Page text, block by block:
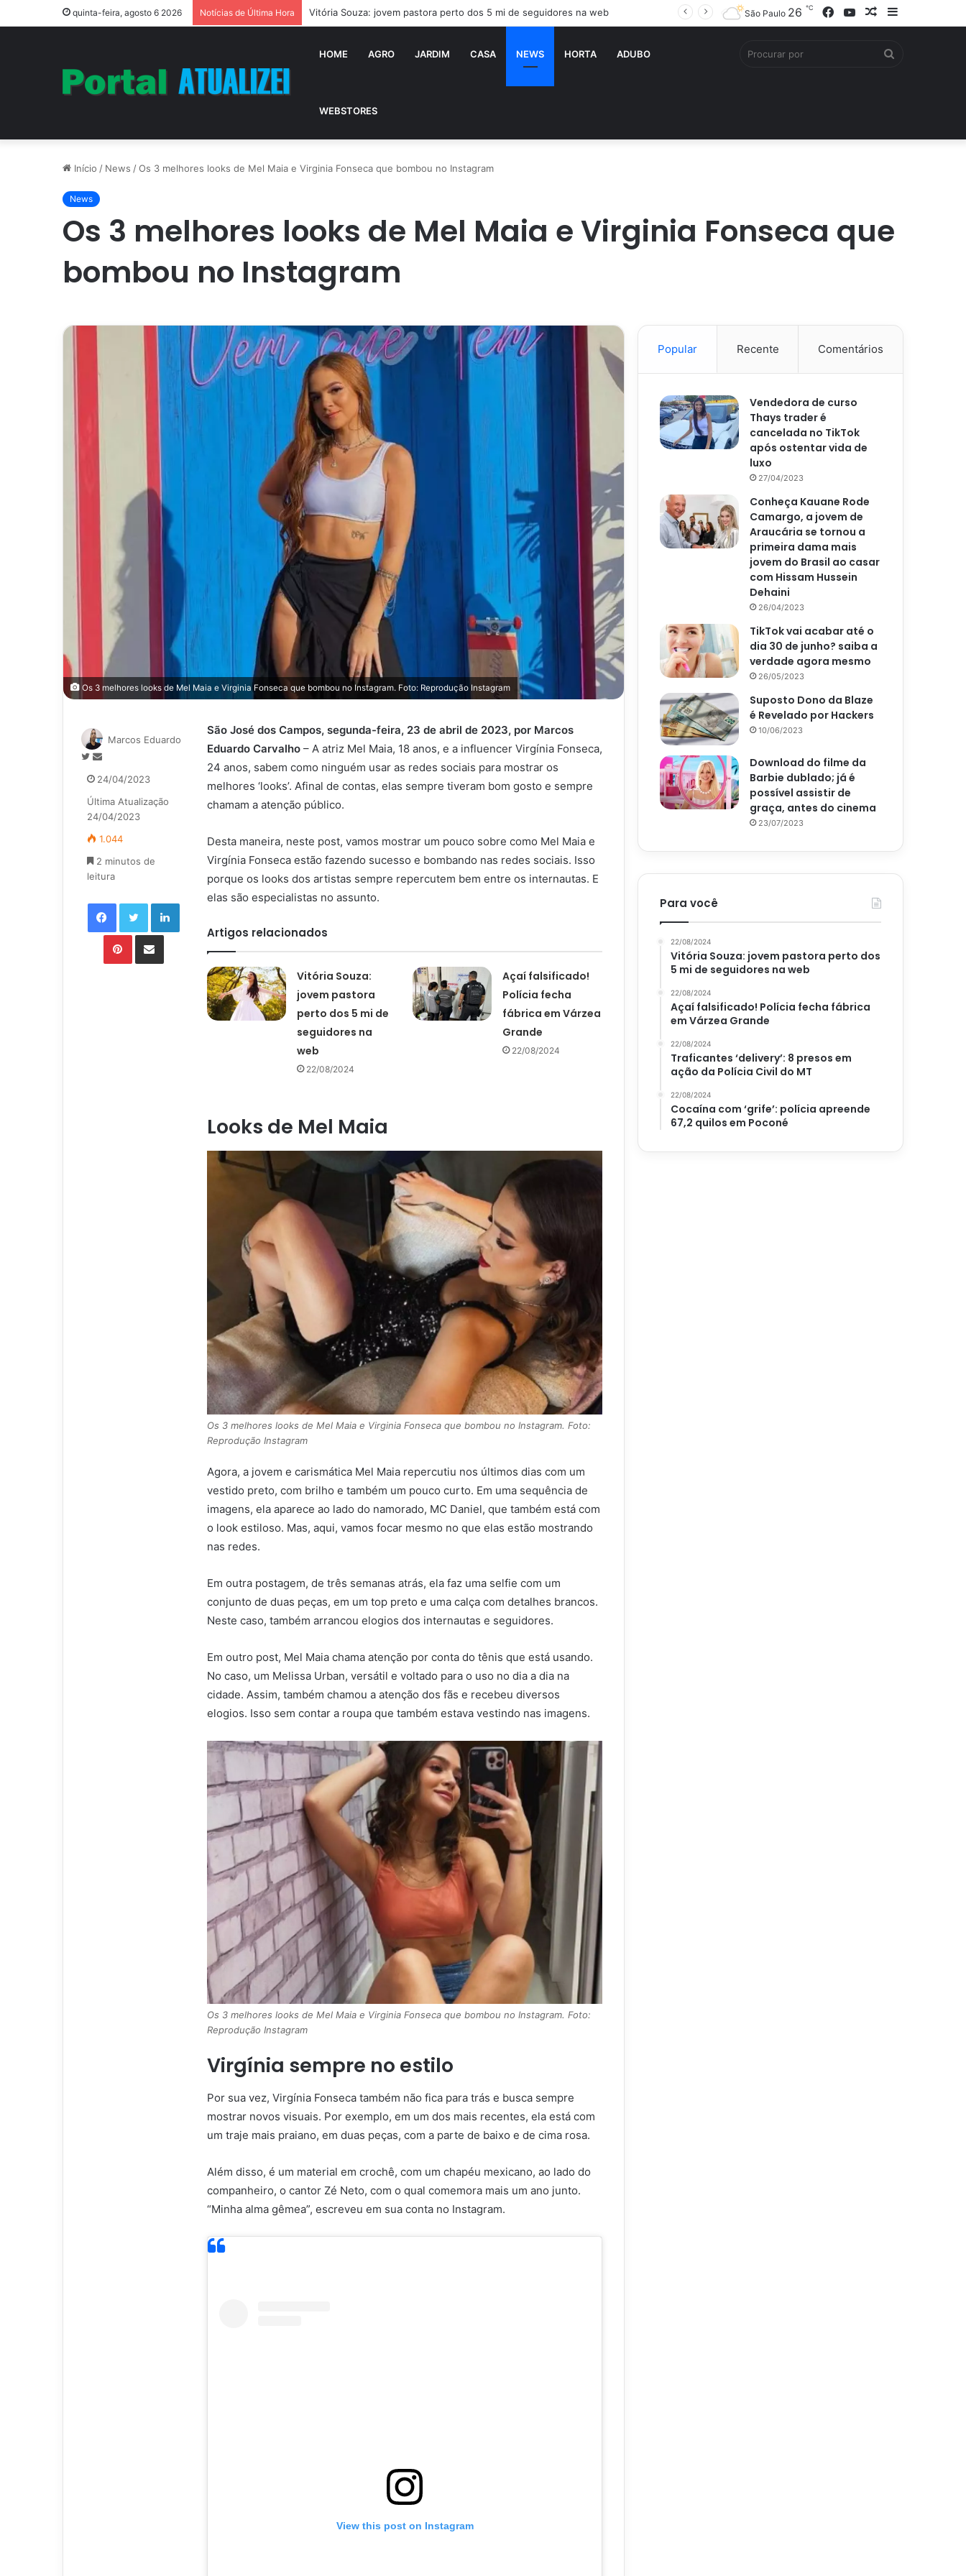
quinta-feira, agosto 6 2026 Notícias de Última Hora Vitória Souza: jovem pastora perto dos 5 mi de seguidores na web
Barra
Artigo
YouTube
Facebook
São Paulo 26 ℃
HOME AGRO JARDIM CASA NEWS HORTA ADUBO
WEBSTORES
Início / News /Os 3 melhores looks de Mel Maia e Virginia Fonseca que bombou no Instagram
News
Os 3 melhores looks de Mel Maia e Virginia Fonseca que
bombou no Instagram
Os 3 melhores looks de Mel Maia e Virginia Fonseca que bombou no Instagram. Foto: Reprodução Instagram
São José dos Campos, segunda-feira, 23 de abril de 2023, por Marcos
Eduardo Carvalho – A atriz Mel Maia, 18 anos, e a influencer Virgínia Fonseca,
24 anos, sabem como ninguém usar as redes sociais para mostrar os
melhores ‘looks’. Afinal de contas, elas sempre tiveram bom gosto e sempre
chamam a atenção público.
Desta maneira, neste post, vamos mostrar um pouco sobre como Mel Maia e
Virgínia Fonseca estão fazendo sucesso e bombando nas redes sociais. Isso
porque os looks dos artistas sempre repercutem bem entre os internautas. E
elas são especialistas no assunto.
Artigos relacionados
Vitória Souza:
jovem pastora
perto dos 5 mi de
seguidores na
web
22/08/2024
Açaí falsificado!
Polícia fecha
fábrica em Várzea
Grande
22/08/2024
Looks de Mel Maia
Os 3 melhores looks de Mel Maia e Virginia Fonseca que bombou no Instagram. Foto:
Reprodução Instagram
Agora, a jovem e carismática Mel Maia repercutiu nos últimos dias com um
vestido preto, com brilho e também um pouco curto. Em uma sequência de
imagens, ela aparece ao lado do namorado, MC Daniel, que também está com
o look estiloso. Mas, aqui, vamos focar mesmo no que elas estão mostrando
nas redes.
Em outra postagem, de três semanas atrás, ela faz uma selfie com um
conjunto de duas peças, em um top preto e uma calça com detalhes brancos.
Neste caso, também arrancou elogios dos internautas e seguidores.
Em outro post, Mel Maia chama atenção por conta do tênis que está usando.
No caso, um Melissa Urban, versátil e voltado para o uso no dia a dia na
cidade. Assim, também chamou a atenção dos fãs e recebeu diversos
elogios. Isso sem contar a roupa que também estava vestindo nas imagens.
Os 3 melhores looks de Mel Maia e Virginia Fonseca que bombou no Instagram. Foto:
Reprodução Instagram
Virgínia sempre no estilo
Por sua vez, Virgínia Fonseca também não fica para trás e busca sempre
mostrar novos visuais. Por exemplo, em um dos mais recentes, ela está com
um traje mais praiano, em duas peças, com a parte de baixo e de cima rosa.
Além disso, é um material em crochê, com um chapéu mexicano, ao lado do
companheiro, o cantor Zé Neto, com o qual comemora mais um ano junto.
“Minha alma gêmea”, escreveu em sua conta no Instagram.
View this post on Instagram
Marcos Eduardo
Siga
Twitter
Mande
e-
mail
24/04/2023
Última Atualização
24/04/2023
1.044
2 minutos de
leitura
FacebookTwitterLinkedin
PinterestCompartilhar via e-mail
Popular Recente Comentários
Vendedora de curso
Thays trader é
cancelada no TikTok
após ostentar vida de
luxo
27/04/2023
Conheça Kauane Rode
Camargo, a jovem de
Araucária se tornou a
primeira dama mais
jovem do Brasil ao casar
com Hissam Hussein
Dehaini
26/04/2023
TikTok vai acabar até o
dia 30 de junho? saiba a
verdade agora mesmo
26/05/2023
Suposto Dono da Blaze
é Revelado por Hackers
10/06/2023
Download do filme da
Barbie dublado; já é
possível assistir de
graça, antes do cinema
23/07/2023
Para você
22/08/2024
Vitória Souza: jovem pastora perto dos
5 mi de seguidores na web
22/08/2024
Açaí falsificado! Polícia fecha fábrica
em Várzea Grande
22/08/2024
Traficantes ‘delivery’: 8 presos em
ação da Polícia Civil do MT
22/08/2024
Cocaína com ‘grife’: polícia apreende
67,2 quilos em Poconé